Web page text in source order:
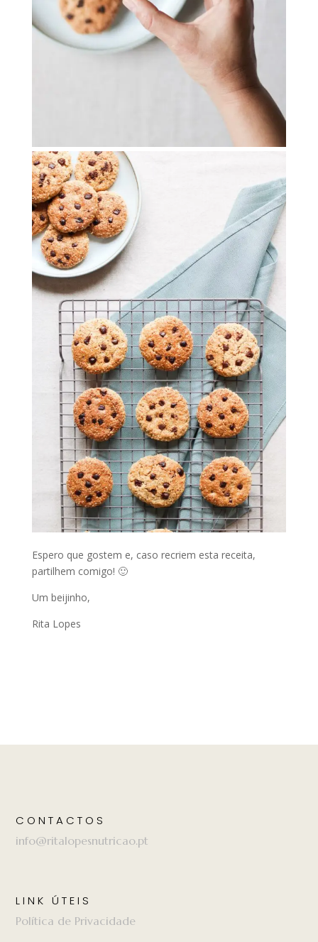
Espero que gostem e, caso recriem esta receita,
partilhem comigo! 🙂
Um beijinho,
Rita Lopes
CONTACTOS
info@ritalopesnutricao.pt
LINK ÚTEIS
Política de Privacidade